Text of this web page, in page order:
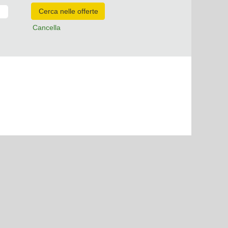
Cancella